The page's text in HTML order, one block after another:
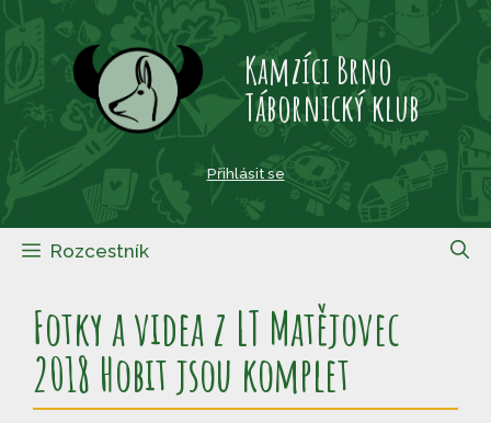
Přeskočit
obsah
Kamzíci Brno
Tábornický klub
Přihlásit se
Rozcestník
Fotky a videa z LT Matějovec
2018 Hobit jsou komplet